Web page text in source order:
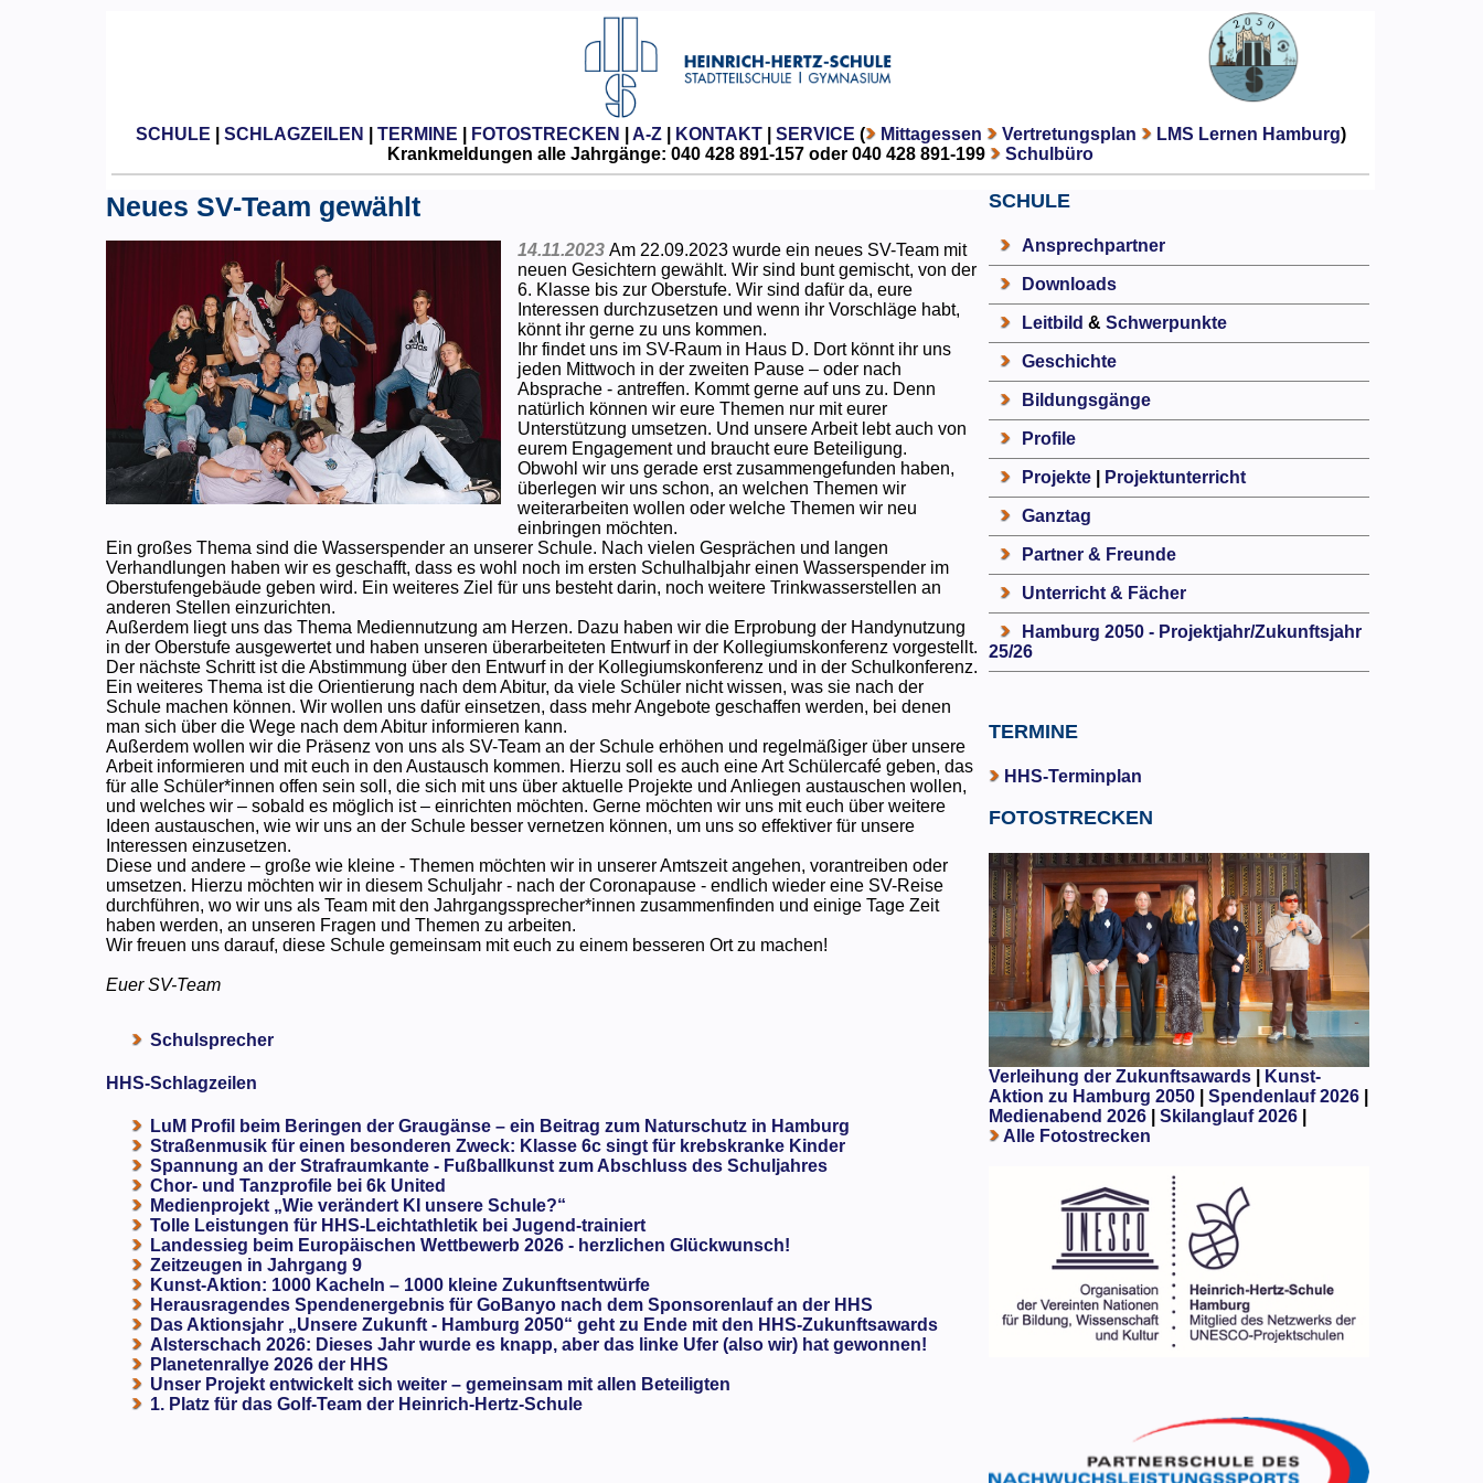
SCHULE SCHLAGZEILEN TERMINE FOTOSTRECKEN A-Z| KONTAKT| SERVICE ( Mittagessen Vertretungsplan LMS Lernen Hamburg)
Krankmeldungen alle Jahrgänge: 040 428 891-157 oder 040 428 891-199
Schulbüro
Neues SV-Team gewählt
14.11.2023 Am 22.09.2023 wurde ein neues SV-Team mit
neuen Gesichtern gewählt. Wir sind bunt gemischt, von der
6. Klasse bis zur Oberstufe. Wir sind dafür da, eure
Interessen durchzusetzen und wenn ihr Vorschläge habt,
könnt ihr gerne zu uns kommen.
Ihr findet uns im SV-Raum in Haus D. Dort könnt ihr uns
jeden Mittwoch in der zweiten Pause – oder nach
Absprache - antreffen. Kommt gerne auf uns zu. Denn
natürlich können wir eure Themen nur mit eurer
Unterstützung umsetzen. Und unsere Arbeit lebt auch von
eurem Engagement und braucht eure Beteiligung.
Obwohl wir uns gerade erst zusammengefunden haben,
überlegen wir uns schon, an welchen Themen wir
weiterarbeiten wollen oder welche Themen wir neu
einbringen möchten.
Ein großes Thema sind die Wasserspender an unserer Schule. Nach vielen Gesprächen und langen
Verhandlungen haben wir es geschafft, dass es wohl noch im ersten Schulhalbjahr einen Wasserspender im
Oberstufengebäude geben wird. Ein weiteres Ziel für uns besteht darin, noch weitere Trinkwasserstellen an
anderen Stellen einzurichten.
Außerdem liegt uns das Thema Mediennutzung am Herzen. Dazu haben wir die Erprobung der Handynutzung
in der Oberstufe ausgewertet und haben unseren überarbeiteten Entwurf in der Kollegiumskonferenz vorgestellt.
Der nächste Schritt ist die Abstimmung über den Entwurf in der Kollegiumskonferenz und in der Schulkonferenz.
Ein weiteres Thema ist die Orientierung nach dem Abitur, da viele Schüler nicht wissen, was sie nach der
Schule machen können. Wir wollen uns dafür einsetzen, dass mehr Angebote geschaffen werden, bei denen
man sich über die Wege nach dem Abitur informieren kann.
Außerdem wollen wir die Präsenz von uns als SV-Team an der Schule erhöhen und regelmäßiger über unsere
Arbeit informieren und mit euch in den Austausch kommen. Hierzu soll es auch eine Art Schülercafé geben, das
für alle Schüler*innen offen sein soll, die sich mit uns über aktuelle Projekte und Anliegen austauschen wollen,
und welches wir – sobald es möglich ist – einrichten möchten. Gerne möchten wir uns mit euch über weitere
Ideen austauschen, wie wir uns an der Schule besser vernetzen können, um uns so effektiver für unsere
Interessen einzusetzen.
Diese und andere – große wie kleine - Themen möchten wir in unserer Amtszeit angehen, vorantreiben oder
umsetzen. Hierzu möchten wir in diesem Schuljahr - nach der Coronapause - endlich wieder eine SV-Reise
durchführen, wo wir uns als Team mit den Jahrgangssprecher*innen zusammenfinden und einige Tage Zeit
haben werden, an unseren Fragen und Themen zu arbeiten.
Wir freuen uns darauf, diese Schule gemeinsam mit euch zu einem besseren Ort zu machen!
Euer SV-Team
Schulsprecher
HHS-Schlagzeilen
LuM Profil beim Beringen der Graugänse – ein Beitrag zum Naturschutz in Hamburg
Straßenmusik für einen besonderen Zweck: Klasse 6c singt für krebskranke Kinder
Spannung an der Strafraumkante - Fußballkunst zum Abschluss des Schuljahres
Chor- und Tanzprofile bei 6k United
Medienprojekt „Wie verändert KI unsere Schule?“
Tolle Leistungen für HHS-Leichtathletik bei Jugend-trainiert
Landessieg beim Europäischen Wettbewerb 2026 - herzlichen Glückwunsch!
Zeitzeugen in Jahrgang 9
Kunst-Aktion: 1000 Kacheln – 1000 kleine Zukunftsentwürfe
Herausragendes Spendenergebnis für GoBanyo nach dem Sponsorenlauf an der HHS
Das Aktionsjahr „Unsere Zukunft - Hamburg 2050“ geht zu Ende mit den HHS-Zukunftsawards
Alsterschach 2026: Dieses Jahr wurde es knapp, aber das linke Ufer (also wir) hat gewonnen!
Planetenrallye 2026 der HHS
Unser Projekt entwickelt sich weiter – gemeinsam mit allen Beteiligten
1. Platz für das Golf-Team der Heinrich-Hertz-Schule
SCHULE
Ansprechpartner
Downloads
Leitbild & Schwerpunkte
Geschichte
Bildungsgänge
Profile
Projekte| Projektunterricht
Ganztag
Partner & Freunde
Unterricht & Fächer
Hamburg 2050 - Projektjahr/Zukunftsjahr
25/26
TERMINE
HHS-Terminplan
FOTOSTRECKEN
Verleihung der Zukunftsawards|
Kunst-
Aktion zu Hamburg 2050
Spendenlauf 2026|
Medienabend 2026| Skilanglauf 2026|
Alle Fotostrecken